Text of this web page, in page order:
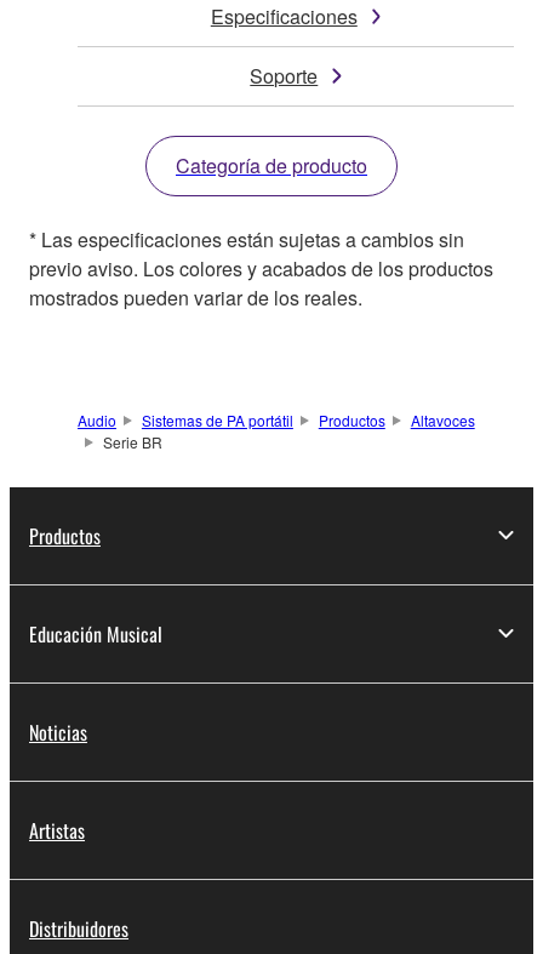
Especificaciones
Soporte
Categoría de producto
* Las especificaciones están sujetas a cambios sin
previo aviso. Los colores y acabados de los productos
mostrados pueden variar de los reales.
Audio Sistemas de PA portátil Productos
Altavoces
Serie BR
Productos
Educación Musical
Noticias
Artistas
Distribuidores